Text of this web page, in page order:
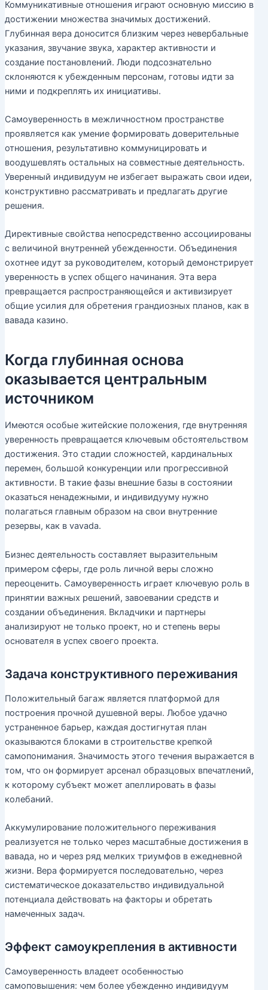
Коммуникативные отношения играют основную миссию в
достижении множества значимых достижений.
Глубинная вера доносится близким через невербальные
указания, звучание звука, характер активности и
создание постановлений. Люди подсознательно
склоняются к убежденным персонам, готовы идти за
ними и подкреплять их инициативы.
Самоуверенность в межличностном пространстве
проявляется как умение формировать доверительные
отношения, результативно коммуницировать и
воодушевлять остальных на совместные деятельность.
Уверенный индивидуум не избегает выражать свои идеи,
конструктивно рассматривать и предлагать другие
решения.
Директивные свойства непосредственно ассоциированы
с величиной внутренней убежденности. Объединения
охотнее идут за руководителем, который демонстрирует
уверенность в успех общего начинания. Эта вера
превращается распространяющейся и активизирует
общие усилия для обретения грандиозных планов, как в
вавада казино.
Когда глубинная основа
оказывается центральным
источником
Имеются особые житейские положения, где внутренняя
уверенность превращается ключевым обстоятельством
достижения. Это стадии сложностей, кардинальных
перемен, большой конкуренции или прогрессивной
активности. В такие фазы внешние базы в состоянии
оказаться ненадежными, и индивидууму нужно
полагаться главным образом на свои внутренние
резервы, как в vavada.
Бизнес деятельность составляет выразительным
примером сферы, где роль личной веры сложно
переоценить. Самоуверенность играет ключевую роль в
принятии важных решений, завоевании средств и
создании объединения. Вкладчики и партнеры
анализируют не только проект, но и степень веры
основателя в успех своего проекта.
Задача конструктивного переживания
Положительный багаж является платформой для
построения прочной душевной веры. Любое удачно
устраненное барьер, каждая достигнутая план
оказываются блоками в строительстве крепкой
самопонимания. Значимость этого течения выражается в
том, что он формирует арсенал образцовых впечатлений,
к которому субъект может апеллировать в фазы
колебаний.
Аккумулирование положительного переживания
реализуется не только через масштабные достижения в
вавада, но и через ряд мелких триумфов в ежедневной
жизни. Вера формируется последовательно, через
систематическое доказательство индивидуальной
потенциала действовать на факторы и обретать
намеченных задач.
Эффект самоукрепления в активности
Самоуверенность владеет особенностью
самоповышения: чем более убежденно индивидуум